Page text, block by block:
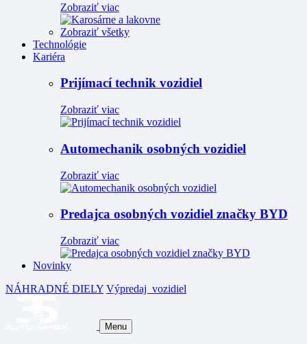
Zobraziť viac
Zobraziť všetky
Technológie
Kariéra
Prijímací technik vozidiel
Zobraziť viac
Automechanik osobných vozidiel
Zobraziť viac
Predajca osobných vozidiel značky BYD
Zobraziť viac
Novinky
NÁHRADNÉ DIELY Výpredaj vozidiel
Menu